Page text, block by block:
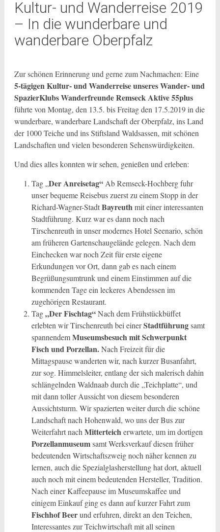
Kultur- und Wanderreise 2019
– In die wunderbare und
wanderbare Oberpfalz
Zur schönen Erinnerung und gerne zum Nachmachen: Eine
5-tägigen Kultur- und Wanderreise unseres Wander- und
SpazierKlubs Wanderfreunde Remseck Aktive 55plus
führte von Montag, den 13.5. bis Freitag den 17.5.2019 in die
wunderbare, wanderbare Landschaft der Oberpfalz, ins Land
der 1000 Teiche und ins Stiftsland Waldsassen, mit schönen
Landschaften und vielen besonderen Sehenswürdigkeiten.
Und dies alles konnten wir sehen, genießen und erleben:
Tag „DerAnreisetag“Ab Remseck-Hochberg fuhr
unser bequeme Reisebus zuerst zu einem Stopp in der
Richard-Wagner-StadtBayreuthmit einer interessanten
Stadtführung. Kurz war es dann noch nach
Tirschenreuth in unser modernes Hotel Seenario, schön
am früheren Gartenschaugelände gelegen. Nach dem
Einchecken war noch Zeit für erste eigene
Erkundungen vor Ort, dann gab es nach einem
Begrüßungsumtrunk und einem Einstimmen auf die
kommenden Tage ein leckeres Abendessen im
zugehörigen Restaurant.
Tag„Der Fischtag“Nach dem Frühstückbüffet
erlebten wir Tirschenreuth bei einerStadtführungsamt
spannendemMuseumsbesuch mit Schwerpunkt
Fisch und Porzellan.Nach Freizeit für die
Mittagspause wanderten wir, nach kurzer Busanfahrt,
zur sog. Himmelsleiter, entlang der sich malerisch dahin
schlängelnden Waldnaab durch die „Teichplatte“, und
mit dann toller Aussicht von diesem besonderen
Aussichtsturm. Wir spazierten weiter durch die schöne
Landschaft nach Hohenwald, wo uns der Bus zur
Weiterfahrt nach Mitterteicherwartete, um im dortigen
Porzellanmuseumsamt Werksverkauf diesen früher
bedeutenden Wirtschaftszweig noch näher kennen zu
lernen, auch die Spezialglasherstellung hat dort, aktuell
auch noch mit einem bedeutenden Hersteller, Tradition.
Nach einer Kaffeepause im Museumskaffee und
einigem Einkauf ging es dann auf kurzer Fahrt zum
Fischhof Beerund erfuhren, direkt an den Teichen,
Interessantes zur Teichwirtschaft mit all seinen